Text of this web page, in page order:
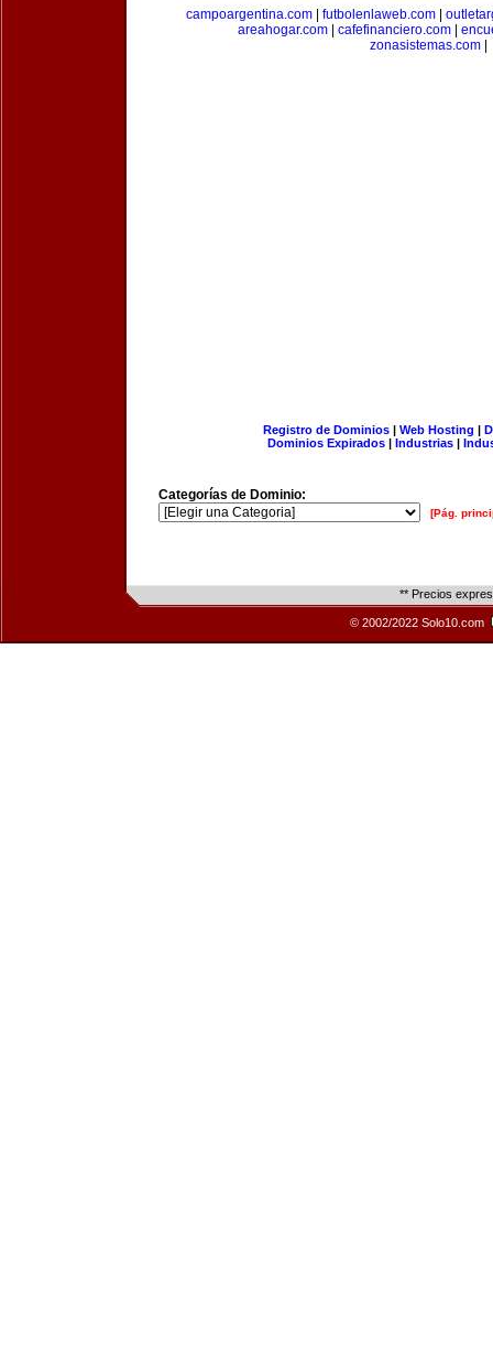
campoargentina.com| futbolenlaweb.com|
areahogar.com| cafefinanciero.com|
zonasistemas.com|
Registro de Dominios| Web Hosting |
Dominios Expirados | Industrias |
Categorías de Dominio:
[Pág.
** Precios
© 2002/2022 Solo10.com